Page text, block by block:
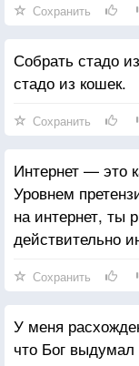
Сохранить
Собрать стадо
стадо из кошек.
Сохранить
Интернет — это
Уровнем
на интернет, ты
действительно
Сохранить
У меня
что Бог выдумал